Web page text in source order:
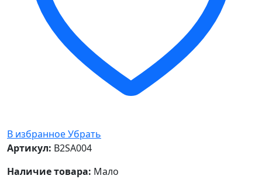
В избранноеУбрать
Артикул: B2SA004
Наличие товара: Мало